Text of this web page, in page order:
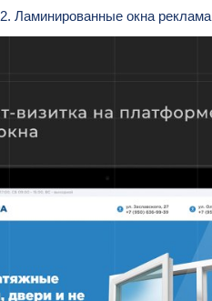
2. Ламинированные окна реклама